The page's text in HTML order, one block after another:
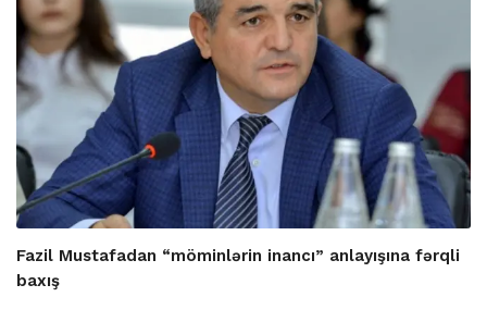
Fazil Mustafadan “möminlərin inancı” anlayışına fərqli
baxış